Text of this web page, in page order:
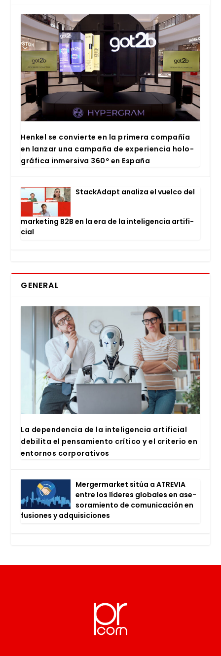
Hen­kel se con­vier­te en la pri­me­ra com­pa­ñía
en lan­zar una cam­pa­ña de expe­rien­cia holo­
grá­fi­ca inmer­si­va 360º en Espa­ña
Stac­kA­dapt ana­li­za el vuel­co del
mar­ke­ting B2B en la era de la inte­li­gen­cia arti­fi­
cial
GENERAL
La depen­den­cia de la inte­li­gen­cia arti­fi­cial
debi­li­ta el pen­sa­mien­to crí­ti­co y el cri­te­rio en
entor­nos cor­po­ra­ti­vos
Mer­ger­mar­ket sitúa a ATRE­VIA
entre los líde­res glo­ba­les en ase­
so­ra­mien­to de comu­ni­ca­ción en
fusio­nes y adqui­si­cio­nes